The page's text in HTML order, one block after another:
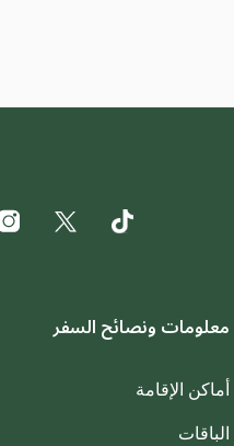
معلومات ونصائح السفر
أماكن الإقامة
الباقات